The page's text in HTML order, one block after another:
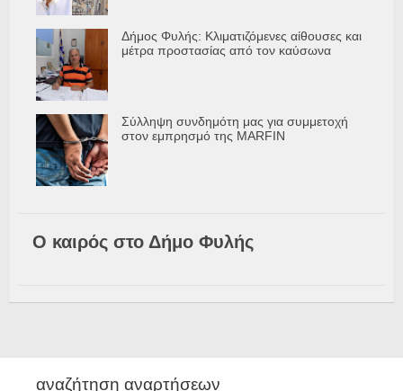
Δήμος Φυλής: Κλιματιζόμενες αίθουσες και
μέτρα προστασίας από τον καύσωνα
Σύλληψη συνδημότη μας για συμμετοχή
στον εμπρησμό της MARFIN
Ο καιρός στο Δήμο Φυλής
αναζήτηση αναρτήσεων